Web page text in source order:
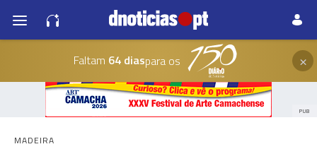
Faltam 64 diaspara os ×
PUB
MADEIRA